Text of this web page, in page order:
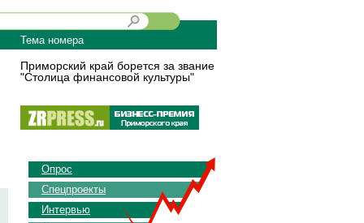
Тема номера
Приморский край борется за звание
"Столица финансовой культуры"
Опрос
Спецпроекты
Интервью